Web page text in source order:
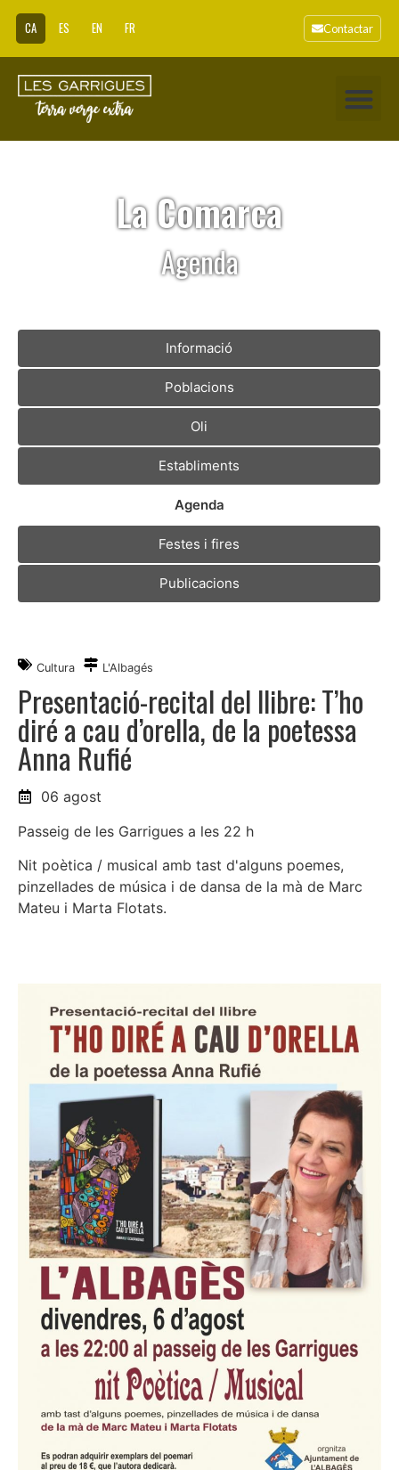
CA ES EN FR Contactar
La Comarca
Agenda
Informació
Poblacions
Oli
Establiments
Agenda
Festes i fires
Publicacions
Cultura L'Albagés
Presentació-recital del llibre: T’ho
diré a cau d’orella, de la poetessa
Anna Rufié
06 agost
Passeig de les Garrigues a les 22 h
Nit poètica / musical amb tast d'alguns poemes,
pinzellades de música i de dansa de la mà de Marc
Mateu i Marta Flotats.